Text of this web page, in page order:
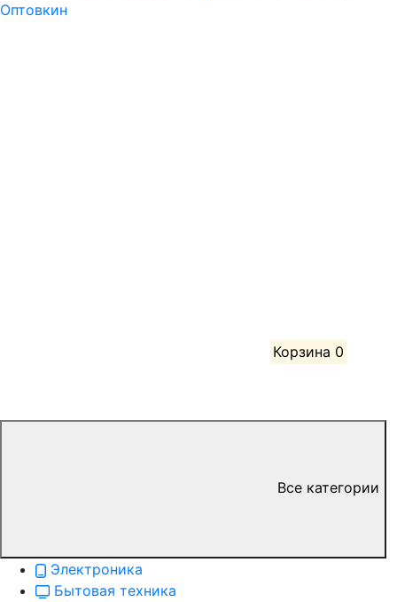
Корзина 0
Все категории
Электроника
Бытовая техника